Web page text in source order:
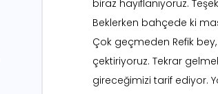
biraz hayıflanıyoruz.
Beklerken bahçede ki
Çok geçmeden Refik
çektiriyoruz. Tekrar
gireceğimizi tarif ediyor.